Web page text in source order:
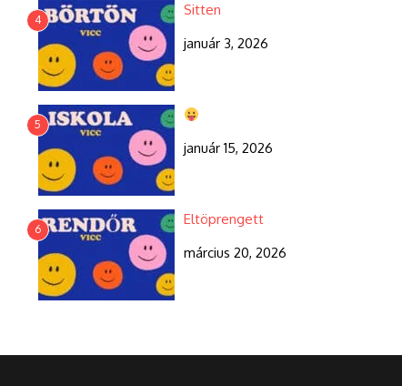
4
Sitten
január 3, 2026
5
január 15, 2026
6
Eltöprengett
március 20, 2026